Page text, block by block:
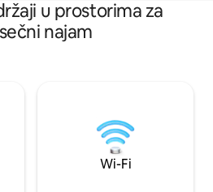
u prostorima za
najam
Wi-Fi